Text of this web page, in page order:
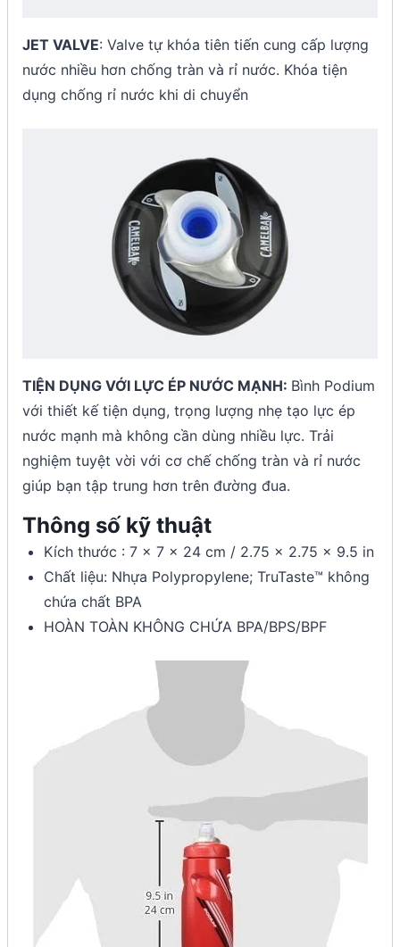
JET VALVE: Valve tự khóa tiên tiến cung cấp lượng
nước nhiều hơn chống tràn và rỉ nước. Khóa tiện
dụng chống rỉ nước khi di chuyển
TIỆN DỤNG VỚI LỰC ÉP NƯỚC MẠNH: Bình Podium
với thiết kế tiện dụng, trọng lượng nhẹ tạo lực ép
nước mạnh mà không cần dùng nhiều lực. Trải
nghiệm tuyệt vời với cơ chế chống tràn và rỉ nước
giúp bạn tập trung hơn trên đường đua.
Thông số kỹ thuật
Kích thước : 7 x 7 x 24 cm / 2.75 x 2.75 x 9.5 in
Chất liệu: Nhựa Polypropylene; TruTaste™ không
chứa chất BPA
HOÀN TOÀN KHÔNG CHỨA BPA/BPS/BPF